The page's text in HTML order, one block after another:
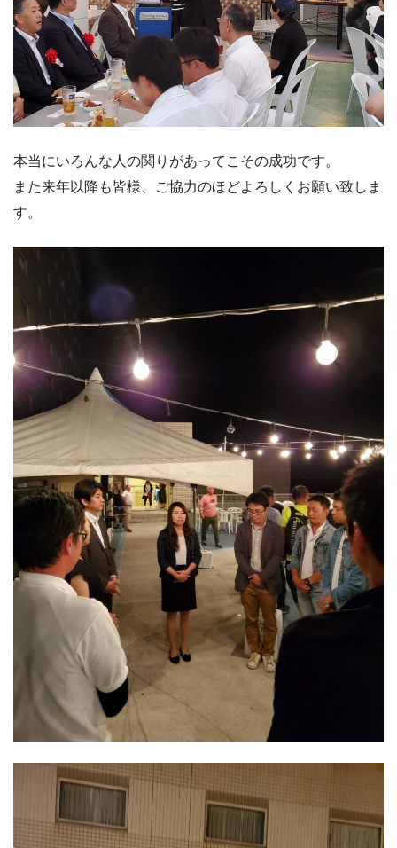
本当にいろんな人の関りがあってこその成功です。
また来年以降も皆様、ご協力のほどよろしくお願い致しま
す。